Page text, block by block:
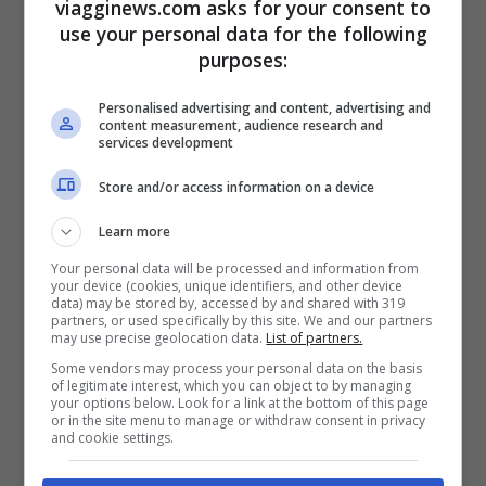
ingredienti vari:barbabietola, brodo, carne
di manzo e maiale, cavolo fresco e
acida
, utilizzata per guarnire la superficie
insieme a un ramoscello di aneto.
cambiare a seconda della località, sono:
carote, cetrioli, cipolle, fagioli, funghi,
patate, pomodori e pollo.
Gli ucraini hanno sempre rivendicato con
orgoglio la paternità del Borscht contro i
tentativi di appropriazione da parte di altri
viagginews.com asks for your consent to
use your personal data for the following
purposes:
Personalised advertising and content, advertising and
content measurement, audience research and
services development
Store and/or access information on a device
Learn more
Your personal data will be processed and information from
your device (cookies, unique identifiers, and other device
data) may be stored by, accessed by and shared with 319
partners, or used specifically by this site. We and our partners
may use precise geolocation data. List of partners.
Some vendors may process your personal data on the basis
of legitimate interest, which you can object to by managing
your options below. Look for a link at the bottom of this page
or in the site menu to manage or withdraw consent in privacy
and cookie settings.